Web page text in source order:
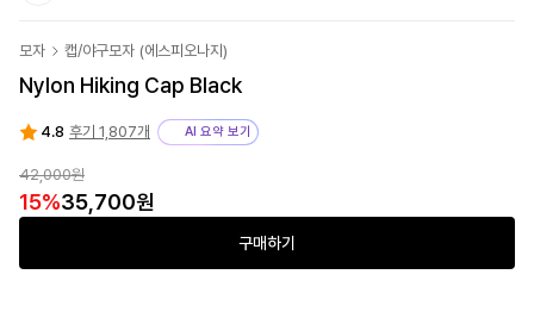
모자 캡/야구모자 (에스피오나지)
Nylon Hiking Cap Black
4.8 후기 1,807개 AI 요약 보기
42,000원
15%35,700원
구매하기